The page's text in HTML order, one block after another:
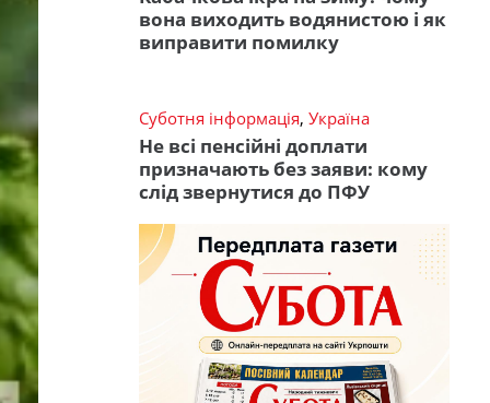
вона виходить водянистою і як
виправити помилку
Суботня інформація, Україна
Не всі пенсійні доплати
призначають без заяви: кому
слід звернутися до ПФУ